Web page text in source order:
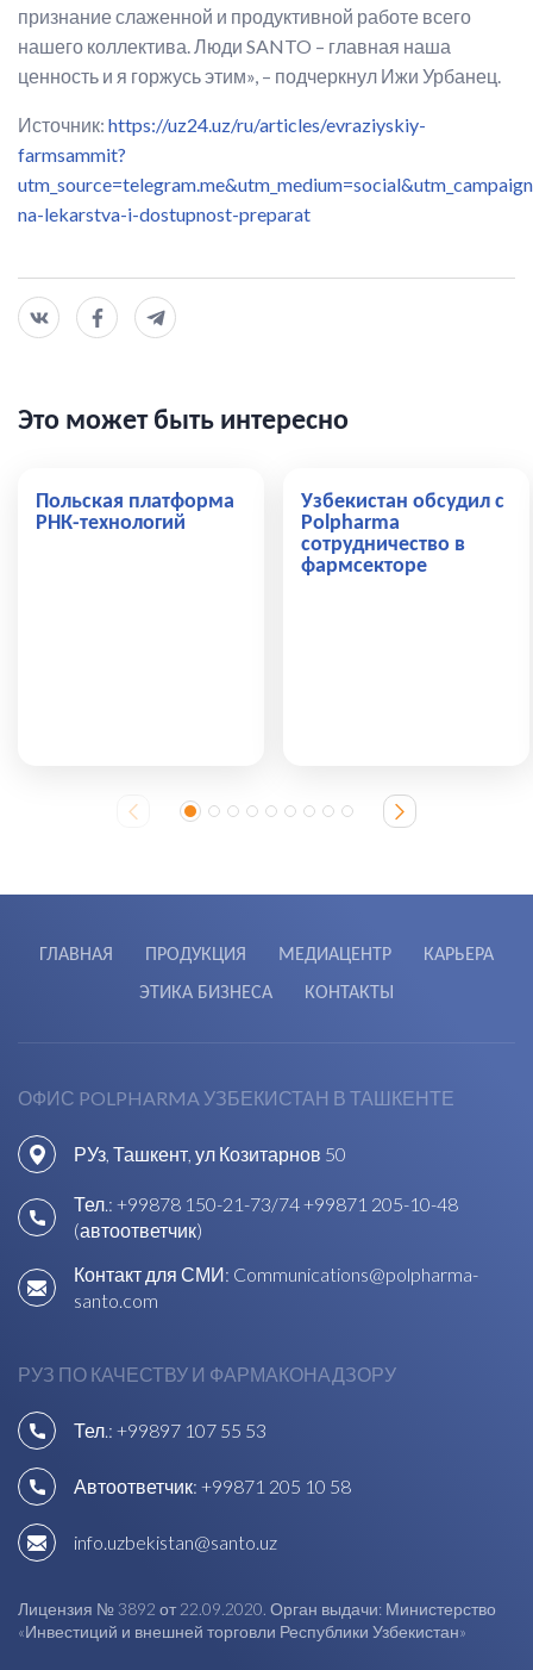
признание слаженной и продуктивной работе всего
нашего коллектива. Люди SANTO – главная наша
ценность и я горжусь этим», – подчеркнул Ижи Урбанец.
Источник: https://uz24.uz/ru/articles/evraziyskiy-
farmsammit?
na-lekarstva-i-dostupnost-preparat
Это может быть интересно
Польская платформа
РНК-технологий
Узбекистан обсудил с
Polpharma
сотрудничество в
фармсекторе
ГЛАВНАЯ ПРОДУКЦИЯ МЕДИАЦЕНТР
КАРЬЕРА
ЭТИКА БИЗНЕСА
КОНТАКТЫ
ОФИС POLPHARMA УЗБЕКИСТАН В ТАШКЕНТЕ
РУз, Ташкент, ул Козитарнов 50
Тел.: +99878 150-21-73/74+99871 205-10-48
(автоответчик)
Контакт для СМИ: Communications@polpharma-
santo.com
РУЗ ПО КАЧЕСТВУ И ФАРМАКОНАДЗОРУ
Тел.: +99897 107 55 53
Автоответчик: +99871 205 10 58
info.uzbekistan@santo.uz
Лицензия № 3892 от 22.09.2020. Орган выдачи: Министерство
«Инвестиций и внешней торговли Республики Узбекистан»